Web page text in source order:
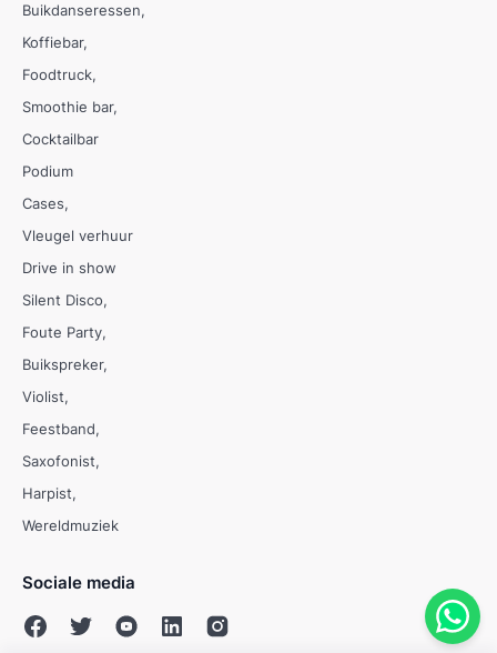
Buikdanseressen
Koffiebar
Foodtruck
Smoothie bar
Cocktailbar
Podium
Cases
Vleugel verhuur
Drive in show
Silent Disco
Foute Party
Buikspreker
Violist
Feestband
Saxofonist
Harpist
Wereldmuziek
Sociale media